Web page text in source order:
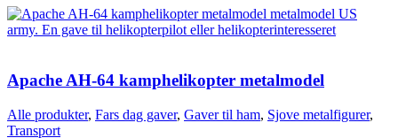
kan
vælges
på
Apache AH-64 kamphelikopter metalmodel
Alle produkter, Fars dag gaver, Gaver til ham, Sjove metalfigurer,
Transport